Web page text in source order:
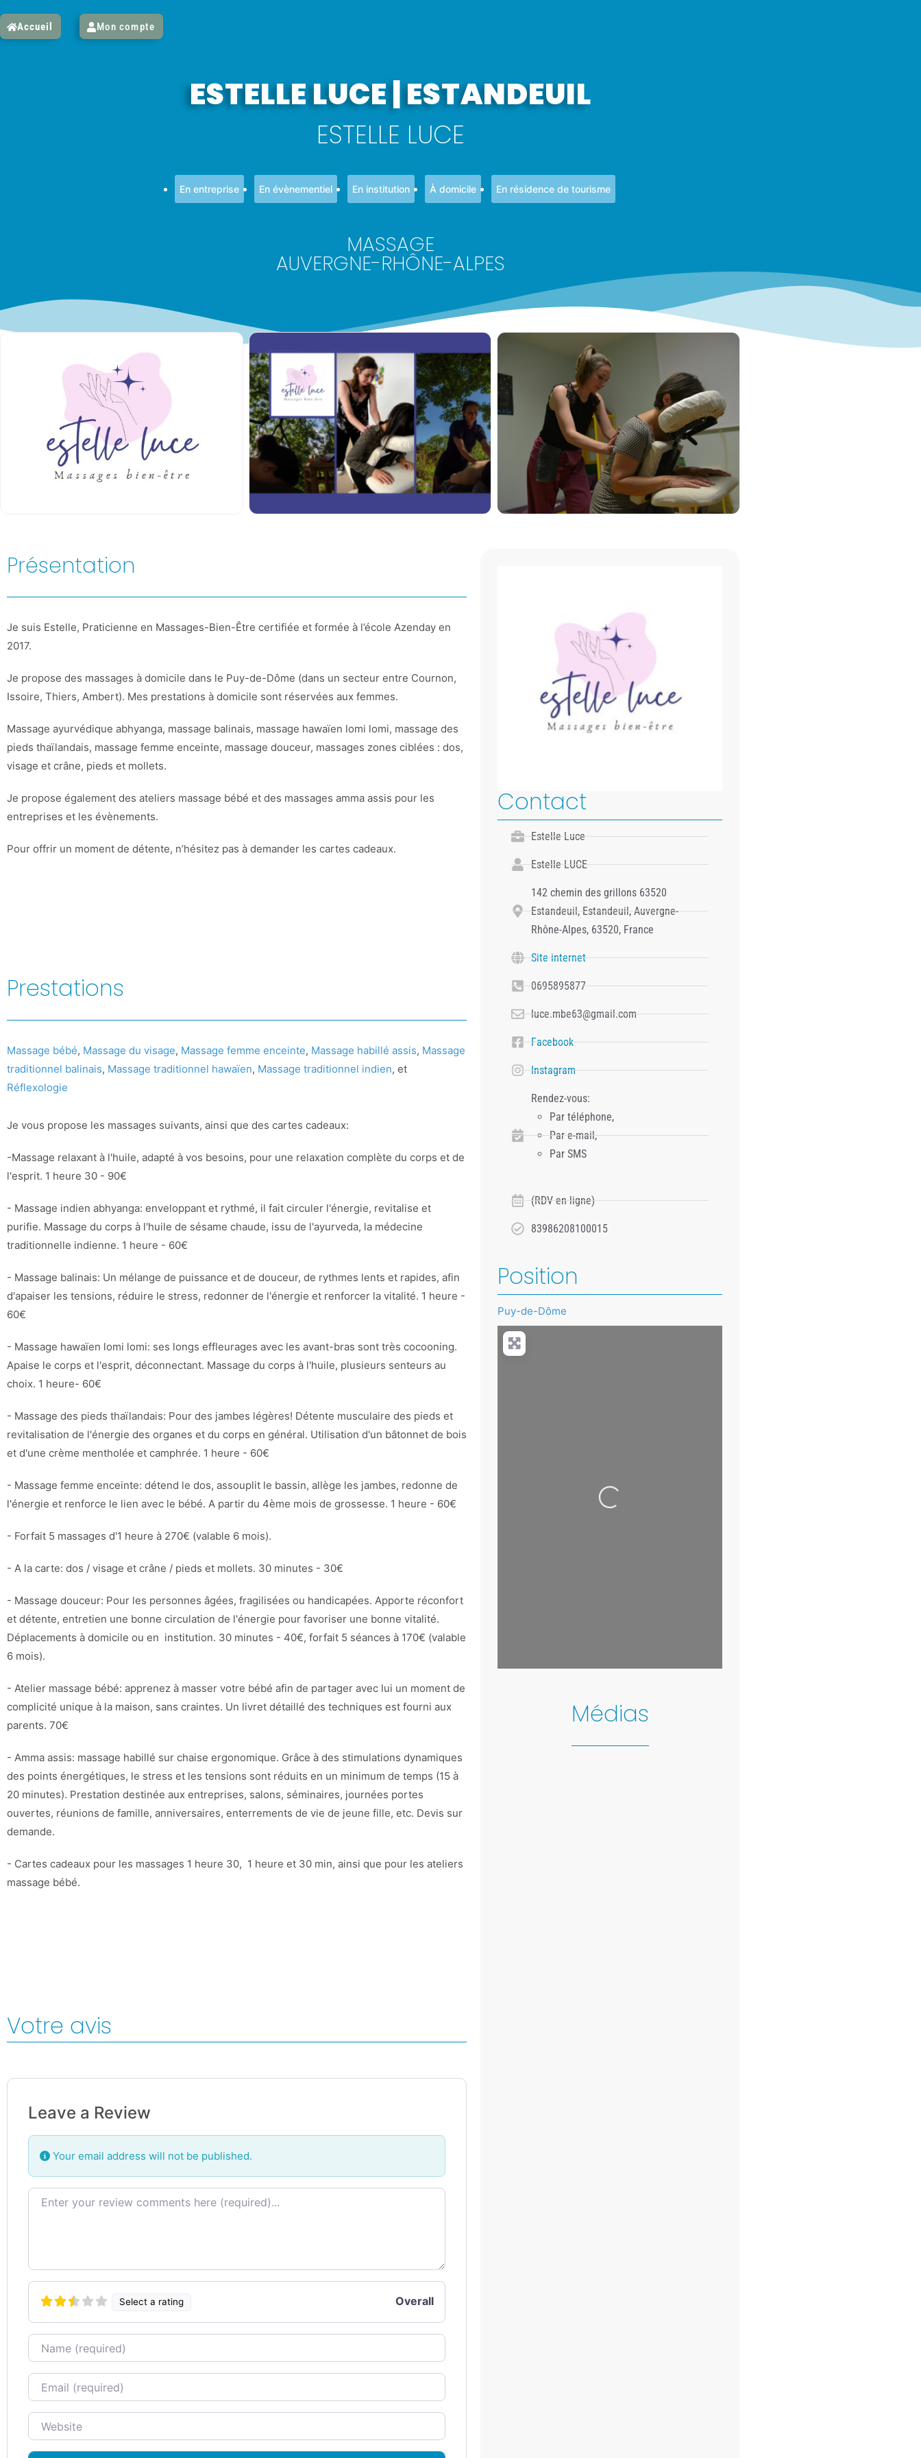
Accueil Mon compte
ESTELLE LUCE | ESTANDEUIL
ESTELLE LUCE
En entreprise En évènementiel En institution À domicile En résidence de tourisme
MASSAGE
AUVERGNE-RHÔNE-ALPES
Présentation
Je suis Estelle, Praticienne en Massages-Bien-Être certifiée et formée à l’école Azenday en
2017.
Je propose des massages à domicile dans le Puy-de-Dôme (dans un secteur entre Cournon,
Issoire, Thiers, Ambert). Mes prestations à domicile sont réservées aux femmes.
Massage ayurvédique abhyanga, massage balinais, massage hawaïen lomi lomi, massage des
pieds thaïlandais, massage femme enceinte, massage douceur, massages zones ciblées : dos,
visage et crâne, pieds et mollets.
Je propose également des ateliers massage bébé et des massages amma assis pour les
entreprises et les évènements.
Pour offrir un moment de détente, n’hésitez pas à demander les cartes cadeaux.
Prestations
Massage bébé, Massage du visage, Massage femme enceinte, Massage habillé assis, Massage
traditionnel balinais, Massage traditionnel hawaïen, Massage traditionnel indien, et
Réflexologie
Je vous propose les massages suivants, ainsi que des cartes cadeaux:
-Massage relaxant à l'huile, adapté à vos besoins, pour une relaxation complète du corps et de
l'esprit. 1 heure 30 - 90€
- Massage indien abhyanga: enveloppant et rythmé, il fait circuler l'énergie, revitalise et
purifie. Massage du corps à l'huile de sésame chaude, issu de l'ayurveda, la médecine
traditionnelle indienne. 1 heure - 60€
- Massage balinais: Un mélange de puissance et de douceur, de rythmes lents et rapides, afin
d'apaiser les tensions, réduire le stress, redonner de l'énergie et renforcer la vitalité. 1 heure -
60€
- Massage hawaïen lomi lomi: ses longs effleurages avec les avant-bras sont très cocooning.
Apaise le corps et l'esprit, déconnectant. Massage du corps à l'huile, plusieurs senteurs au
choix. 1 heure- 60€
- Massage des pieds thaïlandais: Pour des jambes légères! Détente musculaire des pieds et
revitalisation de l'énergie des organes et du corps en général. Utilisation d'un bâtonnet de bois
et d'une crème mentholée et camphrée. 1 heure - 60€
- Massage femme enceinte: détend le dos, assouplit le bassin, allège les jambes, redonne de
l'énergie et renforce le lien avec le bébé. A partir du 4ème mois de grossesse. 1 heure - 60€
- Forfait 5 massages d'1 heure à 270€ (valable 6 mois).
- A la carte: dos / visage et crâne / pieds et mollets. 30 minutes - 30€
- Massage douceur: Pour les personnes âgées, fragilisées ou handicapées. Apporte réconfort
et détente, entretien une bonne circulation de l'énergie pour favoriser une bonne vitalité.
Déplacements à domicile ou en institution. 30 minutes - 40€, forfait 5 séances à 170€ (valable
6 mois).
- Atelier massage bébé: apprenez à masser votre bébé afin de partager avec lui un moment de
complicité unique à la maison, sans craintes. Un livret détaillé des techniques est fourni aux
parents. 70€
- Amma assis: massage habillé sur chaise ergonomique. Grâce à des stimulations dynamiques
des points énergétiques, le stress et les tensions sont réduits en un minimum de temps (15 à
20 minutes). Prestation destinée aux entreprises, salons, séminaires, journées portes
ouvertes, réunions de famille, anniversaires, enterrements de vie de jeune fille, etc. Devis sur
demande.
- Cartes cadeaux pour les massages 1 heure 30, 1 heure et 30 min, ainsi que pour les ateliers
massage bébé.
Votre avis
Leave a Review
Your email address will not be published.
Review text
Select a rating Overall
Name
Email
Website
Contact
Estelle Luce
Estelle LUCE
142 chemin des grillons 63520
Estandeuil, Estandeuil, Auvergne-
Rhône-Alpes, 63520, France
Site internet
0695895877
luce.mbe63@gmail.com
Facebook
Instagram
Rendez-vous:
Par téléphone,
Par e-mail,
Par SMS
(RDV en ligne)
83986208100015
Position
Puy-de-Dôme
+
−
Médias